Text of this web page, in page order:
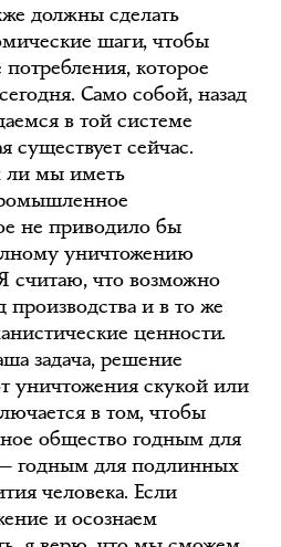
должны сделать
шаги, чтобы
которое
Само собой, назад
в той системе
существует сейчас.
ли мы иметь
не приводило бы
уничтожению
считаю, что возможно
и в то же
ценности.
задача, решение
уничтожения скукой или
в том, чтобы
общество годным для
годным для подлинных
человека. Если
и осознаем